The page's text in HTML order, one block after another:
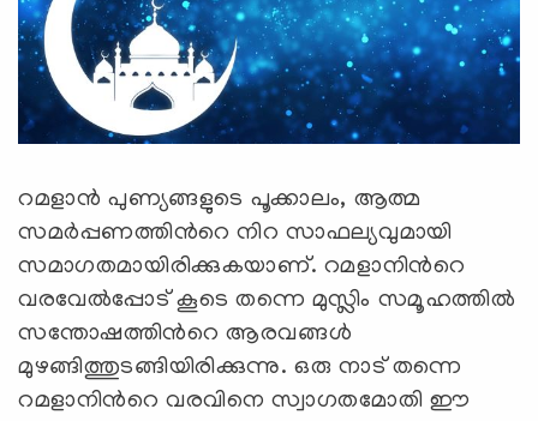
റമളാന്‍ പുണ്യങ്ങളുടെ പൂക്കാലം, ആത്മ
സമര്‍പ്പണത്തിന്‍റെ നിറ സാഫല്യവുമായി
സമാഗതമായിരിക്കുകയാണ്. റമളാനിന്‍റെ
വരവേല്‍പ്പോട് കൂടെ തന്നെ മുസ്ലിം സമൂഹത്തില്‍
സന്തോഷത്തിന്‍റെ ആരവങ്ങള്‍
മുഴങ്ങിത്തുടങ്ങിയിരിക്കുന്നു. ഒരു നാട് തന്നെ
റമളാനിന്‍റെ വരവിനെ സ്വാഗതമോതി ഈ